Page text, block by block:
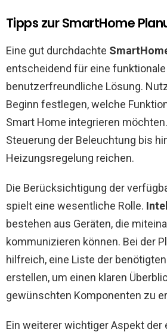
Tipps zur SmartHome
Eine gut durchdachte
entscheidend für eine funktionale
benutzerfreundliche Lösung.
Beginn festlegen, welche
Smart Home integrieren
Steuerung der Beleuchtung bis
Heizungsregelung reichen.
Die Berücksichtigung der
spielt eine wesentliche Rolle.
bestehen aus Geräten, die
kommunizieren können. Bei der
hilfreich, eine Liste der
erstellen, um einen klaren
gewünschten Komponenten zu
Ein weiterer wichtiger Aspekt der